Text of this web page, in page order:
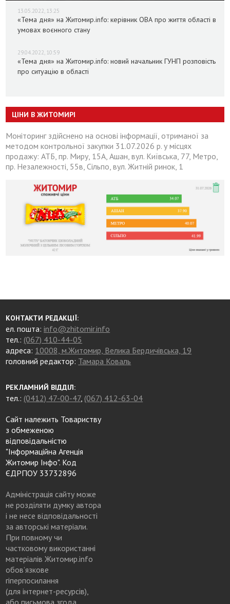
13.05.2022, 13:25
«Тема дня» на Житомир.info: керівник ОВА про життя області в
умовах воєнного стану
29.04.2022, 10:59
«Тема дня» на Житомир.info: новий начальник ГУНП розповість
про ситуацію в області
ЦІНИ В ЖИТОМИРІ
Моніторинг здійснено на основі інформації, отриманої за
методом контрольної закупки 31.07.2026 р. у місцях
продажу: АТБ, пр. Миру, 15А, Ашан, вул. Київська, 77, Метро,
пр. Незалежності, 55в, Сільпо, вул. Житній ринок, 1
КОНТАКТИ РЕДАКЦІЇ:
ел. пошта:info@zhitomir.info
тел.: (067) 410-44-05
адреса: 10008, м.Житомир, Велика Бердичівська, 19
головний редактор: Тамара Коваль
РЕКЛАМНИЙ ВІДДІЛ:
тел.: (0412) 47-00-47, (067) 412-63-04
Сайт належить Товариству
з обмеженою
відповідальністю
"Інформаційна Агенція
Житомир Інфо". Код
ЄДРПОУ 33732896
Адміністрація сайту може
не розділяти думку автора
і не несе відповідальності
за авторські матеріали.
При повному чи
частковому використанні
матеріалів Житомир.info
обов’язкове
гіперпосилання
(для інтернет-ресурсів),